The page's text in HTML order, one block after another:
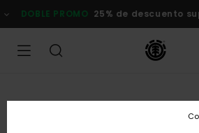
a
la
DOBLE PROMO 25% de descuento